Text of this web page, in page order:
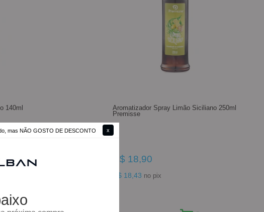
mas NÃO GOSTO DE DESCONTO
140ml
Aromatizador Spray Limão Siciliano 250ml
Premisse
R$ 18,90
R$ 18,43 no pix